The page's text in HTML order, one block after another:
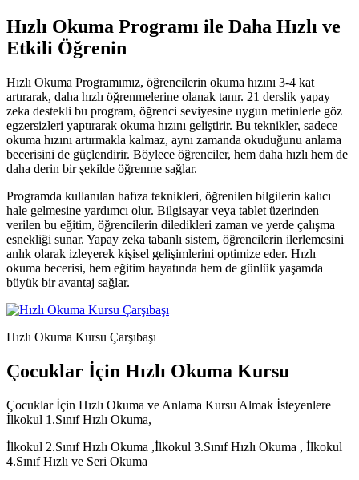
Hızlı Okuma Programı ile Daha Hızlı ve
Etkili Öğrenin
Hızlı Okuma Programımız, öğrencilerin okuma hızını 3-4 kat
artırarak, daha hızlı öğrenmelerine olanak tanır. 21 derslik yapay
zeka destekli bu program, öğrenci seviyesine uygun metinlerle göz
egzersizleri yaptırarak okuma hızını geliştirir. Bu teknikler, sadece
okuma hızını artırmakla kalmaz, aynı zamanda okuduğunu anlama
becerisini de güçlendirir. Böylece öğrenciler, hem daha hızlı hem de
daha derin bir şekilde öğrenme sağlar.
Programda kullanılan hafıza teknikleri, öğrenilen bilgilerin kalıcı
hale gelmesine yardımcı olur. Bilgisayar veya tablet üzerinden
verilen bu eğitim, öğrencilerin diledikleri zaman ve yerde çalışma
esnekliği sunar. Yapay zeka tabanlı sistem, öğrencilerin ilerlemesini
anlık olarak izleyerek kişisel gelişimlerini optimize eder. Hızlı
okuma becerisi, hem eğitim hayatında hem de günlük yaşamda
büyük bir avantaj sağlar.
Hızlı Okuma Kursu Çarşıbaşı
Çocuklar İçin Hızlı Okuma Kursu
Çocuklar İçin Hızlı Okuma ve Anlama Kursu Almak İsteyenlere
İlkokul 1.Sınıf Hızlı Okuma,
İlkokul 2.Sınıf Hızlı Okuma ,İlkokul 3.Sınıf Hızlı Okuma , İlkokul
4.Sınıf Hızlı ve Seri Okuma